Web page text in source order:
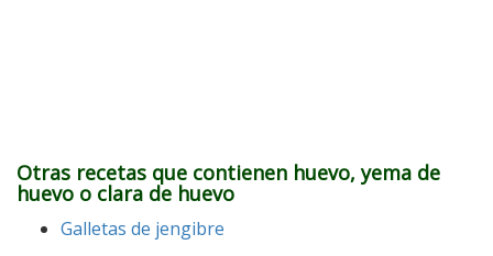
Otras recetas que contienen huevo, yema de
huevo o clara de huevo
Galletas de jengibre